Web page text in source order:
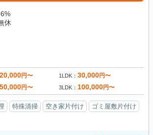
休
20,000円〜 1LDK 30,000円〜
50,000円〜 3LDK 100,000円〜
特殊清掃 空き家片付け
ゴミ屋敷片付け